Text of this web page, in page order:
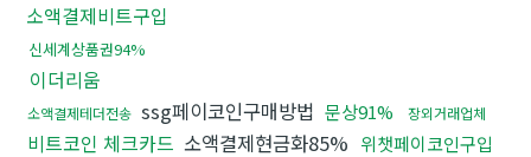
소액결제비트구입
신세계상품권94%
이더리움
소액결제테더전송 ssg페이코인구매방법 문상91% 장외거래업체
비트코인 체크카드 소액결제현금화85% 위챗페이코인구입